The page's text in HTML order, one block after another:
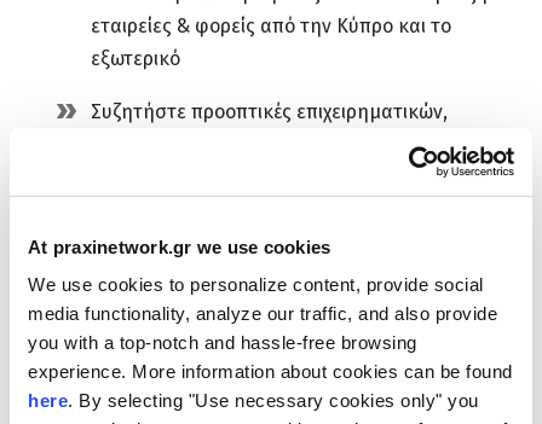
At praxinetwork.gr we use cookies
We use cookies to personalize content, provide social
media functionality, analyze our traffic, and also provide
you with a top-notch and hassle-free browsing
experience. More information about cookies can be found
here. By selecting "Use necessary cookies only" you
εταιρείες & φορείς από την Κύπρο και το
εξωτερικό
Συζητήστε προοπτικές επιχειρηματικών,
τεχνολογικών & ερευνητικών συνεργασιών
Μάθετε για νέες τεχνολογίες & λύσεις στον
Εγγραφή και Συμμετοχή